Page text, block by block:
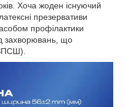
Хоча жоден існуючий
презервативи
профілактики
захворювань, що